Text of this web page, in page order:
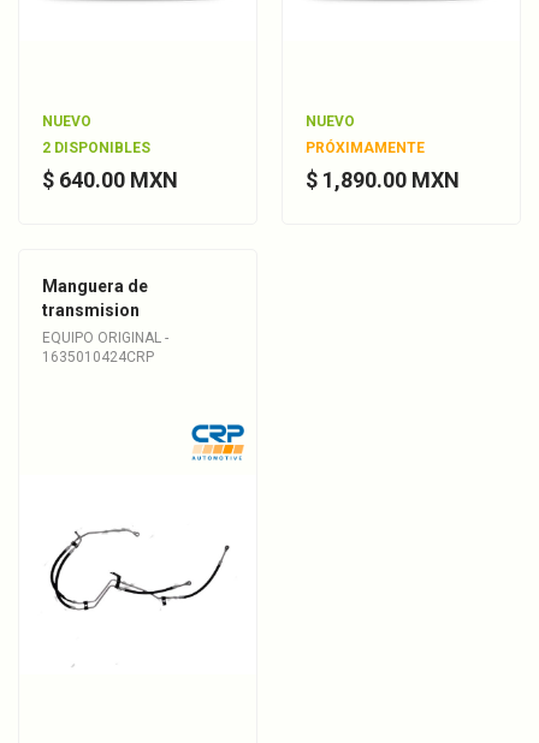
NUEVO
2 DISPONIBLES
$ 640.00 MXN
NUEVO
PRÓXIMAMENTE
$ 1,890.00 MXN
Manguera de
transmision
EQUIPO ORIGINAL -
1635010424CRP